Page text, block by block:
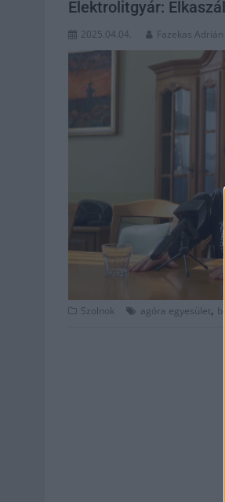
Elektrolitgyár:
2025.04.04. Fazekas Adrián
Szolnok agóra egyesület,